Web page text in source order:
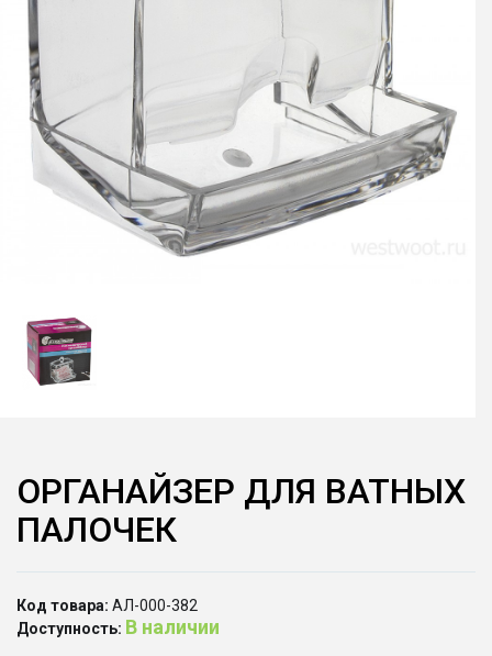
ОРГАНАЙЗЕР ДЛЯ ВАТНЫХ
ПАЛОЧЕК
Код товара: АЛ-000-382
Доступность: В наличии